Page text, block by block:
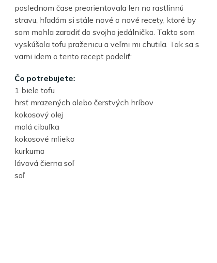
poslednom čase preorientovala len na rastlinnú
stravu, hľadám si stále nové a nové recety, ktoré by
som mohla zaradiť do svojho jedálnička. Takto som
vyskúšala tofu praženicu a veľmi mi chutila. Tak sa s
vami idem o tento recept podeliť:
Čo potrebujete:
1 biele tofu
hrsť mrazených alebo čerstvých hríbov
kokosový olej
malá cibuľka
kokosové mlieko
kurkuma
lávová čierna soľ
soľ